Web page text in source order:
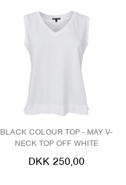
BLACK COLOUR TOP - MAY V-
NECK TOP OFF WHITE
DKK 250,00